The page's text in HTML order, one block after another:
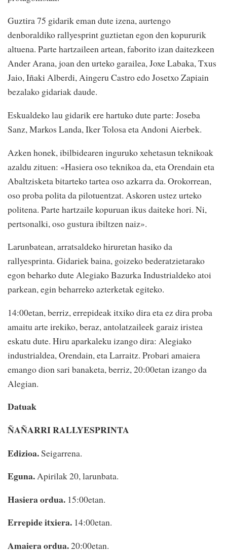
Guztira 75 gidarik eman dute izena, aurtengo
denboraldiko rallyesprint guztietan egon den kopururik
altuena. Parte hartzaileen artean, faborito izan daitezkeen
Ander Arana, joan den urteko garailea, Joxe Labaka, Txus
Jaio, Iñaki Alberdi, Aingeru Castro edo Josetxo Zapiain
bezalako gidariak daude.
Eskualdeko lau gidarik ere hartuko dute parte: Joseba
Sanz, Markos Landa, Iker Tolosa eta Andoni Aierbek.
Azken honek, ibilbidearen inguruko xehetasun teknikoak
azaldu zituen: «Hasiera oso teknikoa da, eta Orendain eta
Abaltzisketa bitarteko tartea oso azkarra da. Orokorrean,
oso proba polita da pilotuentzat. Askoren ustez urteko
politena. Parte hartzaile kopuruan ikus daiteke hori. Ni,
pertsonalki, oso gustura ibiltzen naiz».
Larunbatean, arratsaldeko hiruretan hasiko da
rallyesprinta. Gidariek baina, goizeko bederatzietarako
egon beharko dute Alegiako Bazurka Industrialdeko atoi
parkean, egin beharreko azterketak egiteko.
14:00etan, berriz, errepideak itxiko dira eta ez dira proba
amaitu arte irekiko, beraz, antolatzaileek garaiz iristea
eskatu dute. Hiru aparkaleku izango dira: Alegiako
industrialdea, Orendain, eta Larraitz. Probari amaiera
emango dion sari banaketa, berriz, 20:00etan izango da
Alegian.
Datuak
ÑAÑARRI RALLYESPRINTA
Edizioa.Seigarrena.
Eguna.Apirilak 20, larunbata.
Hasiera ordua. 15:00etan.
Errepide itxiera. 14:00etan.
Amaiera ordua.20:00etan.